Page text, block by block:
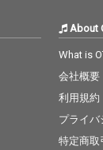
About
What is
会社概要
利用規約
プライバ
特定商取